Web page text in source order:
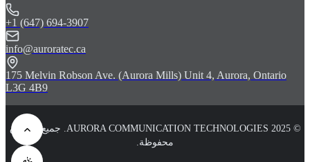
+1 (647) 694-3907
info@auroratec.ca
175 Melvin Robson Ave. (Aurora Mills) Unit 4, Aurora, Ontario
L3G 4B9
© 2025 AURORA COMMUNICATION TECHNOLOGIES. جميع الحقوق
محفوظة.